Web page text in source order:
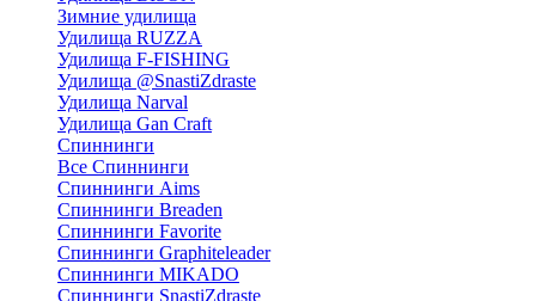
Зимние удилища
Удилища RUZZA
Удилища F-FISHING
Удилища @SnastiZdraste
Удилища Narval
Удилища Gan Craft
Спиннинги
Все Спиннинги
Спиннинги Aims
Спиннинги Breaden
Спиннинги Favorite
Спиннинги Graphiteleader
Спиннинги MIKADO
Спиннинги SnastiZdraste